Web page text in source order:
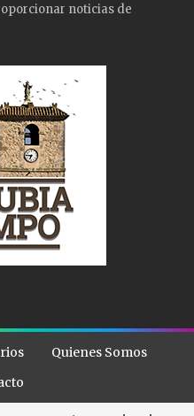
noticias de
Quienes Somos